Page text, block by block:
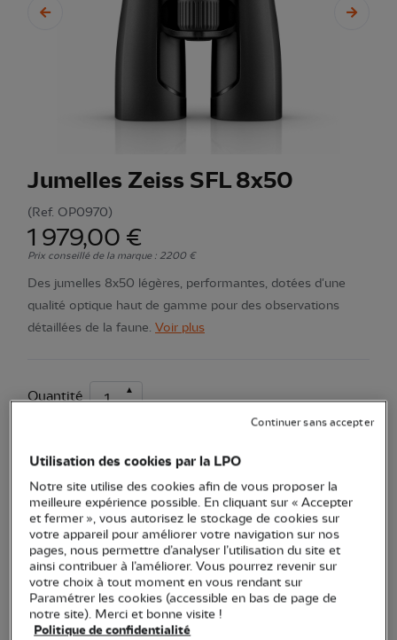
Jumelles Zeiss SFL 8x50
(Ref. OP0970)
1 979,00 €
Prix conseillé de la marque : 2200 €
Des jumelles 8x50 légères, performantes, dotées d'une
qualité optique haut de gamme pour des observations
détaillées de la faune. Voir plus
Quantité
Ajouter au panier
Transaction sécurisée
Produit certifié
Utilisation des cookies par la LPO
Notre site utilise des cookies afin de vous proposer la
meilleure expérience possible. En cliquant sur « Accepter
et fermer », vous autorisez le stockage de cookies sur
votre appareil pour améliorer votre navigation sur nos
pages, nous permettre d’analyser l’utilisation du site et
ainsi contribuer à l’améliorer. Vous pourrez revenir sur
votre choix à tout moment en vous rendant sur
Paramétrer les cookies (accessible en bas de page de
notre site). Merci et bonne visite !
Politique de confidentialité
Continuer sans accepter